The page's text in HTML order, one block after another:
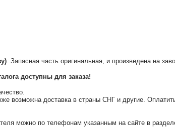
. Запасная часть оригинальная, и произведена на
доступны для заказа!
возможна доставка в страны СНГ и другие.
можно по телефонам указанным на сайте в